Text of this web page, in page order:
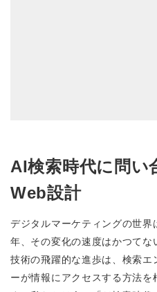
AI検索時代に問い
Web設計
デジタルマーケティングの世界
年、その変化の速度はかつて
技術の飛躍的な進歩は、検索
ーが情報にアクセスする方法を